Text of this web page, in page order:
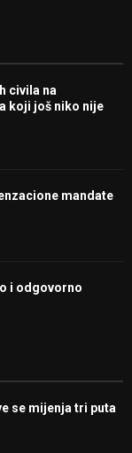
civila na
koji još niko nije
mandate
i odgovorno
se mijenja tri puta